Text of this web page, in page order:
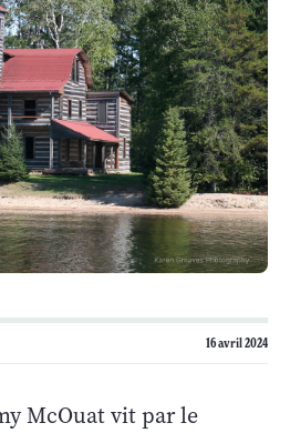
16 avril 2024
McOuat vit par le